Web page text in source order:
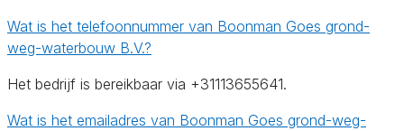
Wat is het telefoonnummer van Boonman Goes grond-
weg-waterbouw B.V.?
Het bedrijf is bereikbaar via +31113655641.
Wat is het emailadres van Boonman Goes grond-weg-